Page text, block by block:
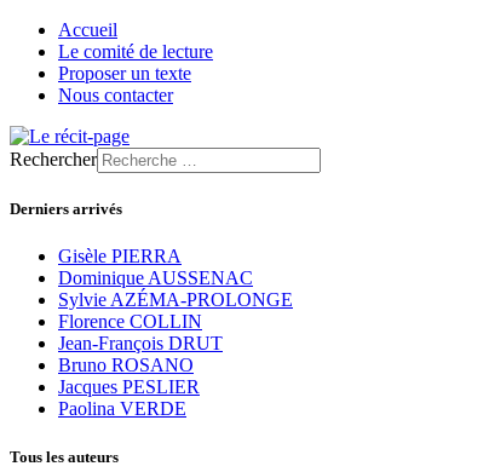
Accueil
Le comité de lecture
Proposer un texte
Nous contacter
Rechercher
Derniers arrivés
Gisèle PIERRA
Dominique AUSSENAC
Sylvie AZÉMA-PROLONGE
Florence COLLIN
Jean-François DRUT
Bruno ROSANO
Jacques PESLIER
Paolina VERDE
Tous les auteurs